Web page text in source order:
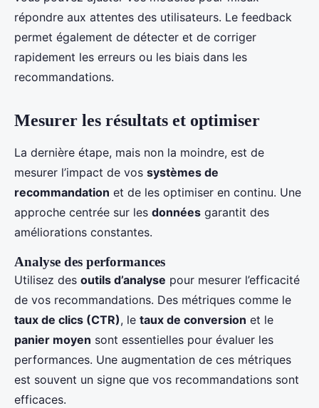
répondre aux attentes des utilisateurs. Le feedback
permet également de détecter et de corriger
rapidement les erreurs ou les biais dans les
recommandations.
Mesurer les résultats et optimiser
La dernière étape, mais non la moindre, est de
mesurer l’impact de vos systèmes de
recommandation et de les optimiser en continu. Une
approche centrée sur les données garantit des
améliorations constantes.
Analyse des performances
Utilisez des outils d’analyse pour mesurer l’efficacité
de vos recommandations. Des métriques comme le
taux de clics (CTR), le taux de conversion et le
panier moyen sont essentielles pour évaluer les
performances. Une augmentation de ces métriques
est souvent un signe que vos recommandations sont
efficaces.